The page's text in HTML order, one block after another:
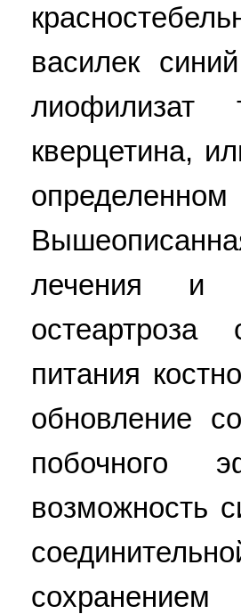
василек
лиофилизат
кверцетина,
лечения и
остеартроза
питания
обновление
побочного
возможность